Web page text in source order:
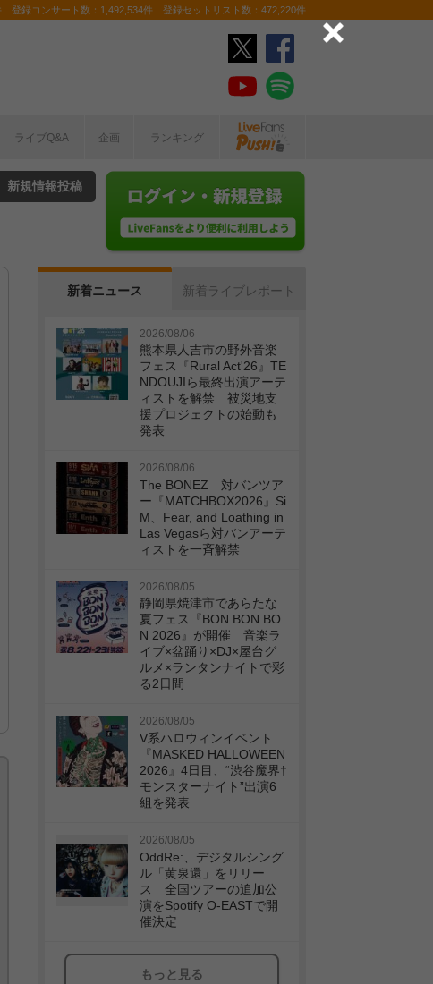
登録コンサート数：1,492,534件 登録セットリスト数：472,220件
ライブQ&A 企画 ランキング
新規情報投稿
新着ニュース 新着ライブレポート
2026/08/06
熊本県人吉市の野外音楽
フェス『Rural Act'26』TE
NDOUJIら最終出演アーテ
ィストを解禁 被災地支
援プロジェクトの始動も
発表
2026/08/06
The BONEZ 対バンツア
ー『MATCHBOX2026』Si
M、Fear, and Loathing in
Las Vegasら対バンアーテ
ィストを一斉解禁
2026/08/05
静岡県焼津市であらたな
夏フェス『BON BON BO
N 2026』が開催 音楽ラ
イブ×盆踊り×DJ×屋台グ
ルメ×ランタンナイトで彩
る2日間
2026/08/05
V系ハロウィンイベント
『MASKED HALLOWEEN
2026』4日目、“渋谷魔界†
モンスターナイト”出演6
組を発表
2026/08/05
OddRe:、デジタルシング
ル「黄泉還」をリリー
ス 全国ツアーの追加公
演をSpotify O-EASTで開
催決定
もっと見る